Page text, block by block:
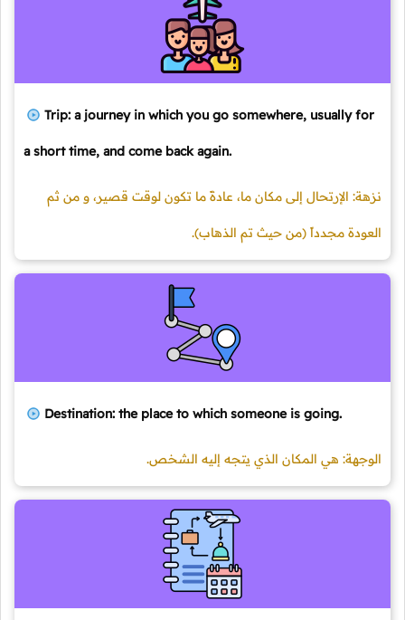
Trip: a journey in which you go somewhere, usually for
a short time, and come back again.
نزهة: الإرتحال إلى مكان ما، عادةً ما تكون لوقت قصير، و من ثم
العودة مجدداً (من حيث تم الذهاب).
Destination: the place to which someone is going.
الوجهة: هي المكان الذي يتجه إليه الشخص.